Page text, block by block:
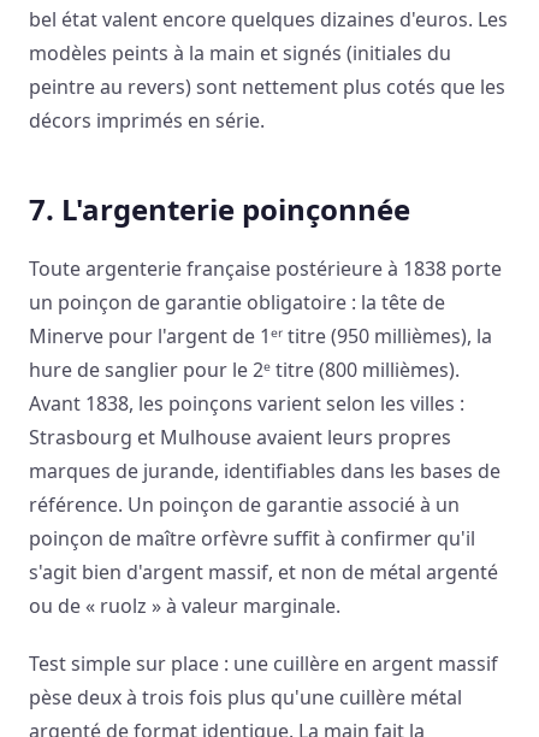
bel état valent encore quelques dizaines d'euros. Les
modèles peints à la main et signés (initiales du
peintre au revers) sont nettement plus cotés que les
décors imprimés en série.
7. L'argenterie poinçonnée
Toute argenterie française postérieure à 1838 porte
un poinçon de garantie obligatoire : la tête de
Minerve pour l'argent de 1ᵉʳ titre (950 millièmes), la
hure de sanglier pour le 2ᵉ titre (800 millièmes).
Avant 1838, les poinçons varient selon les villes :
Strasbourg et Mulhouse avaient leurs propres
marques de jurande, identifiables dans les bases de
référence. Un poinçon de garantie associé à un
poinçon de maître orfèvre suffit à confirmer qu'il
s'agit bien d'argent massif, et non de métal argenté
ou de « ruolz » à valeur marginale.
Test simple sur place : une cuillère en argent massif
pèse deux à trois fois plus qu'une cuillère métal
argenté de format identique. La main fait la